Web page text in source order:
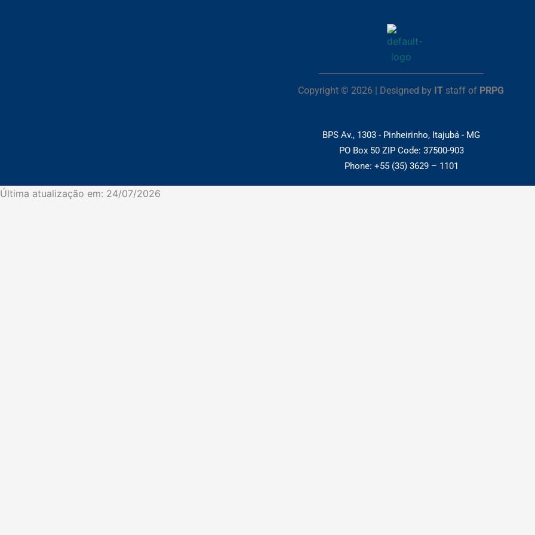
Copyright © 2026 | Designed by IT staff of PRPG
BPS Av., 1303 - Pinheirinho, Itajubá - MG
PO Box 50 ZIP Code: 37500-903
Phone: +55 (35) 3629 – 1101
Última atualização em: 24/07/2026